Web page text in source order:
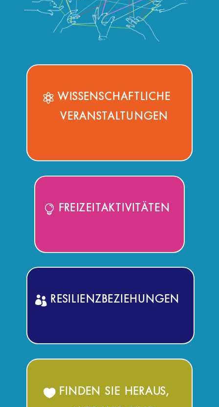
WISSENSCHAFTLICHE
VERANSTALTUNGEN
FREIZEITAKTIVITÄTEN
RESILIENZBEZIEHUNGEN
FINDEN SIE HERAUS,